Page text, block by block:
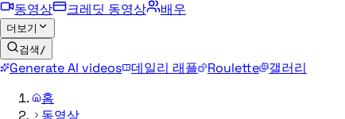
동영상
크레딧 동영상 배우
더보기
검색 /
Generate AI videos 데일리 래플 Roulette
갤러리
홈
동영상